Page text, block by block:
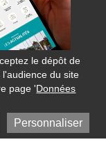
le dépôt de
du site
page 'Données
Personnaliser